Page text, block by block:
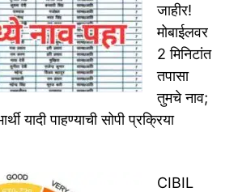
जाहीर!
मोबाईलवर
2 मिनिटांत
तपासा
तुमचे नाव;
यादी पाहण्याची सोपी प्रक्रिया
CIBIL